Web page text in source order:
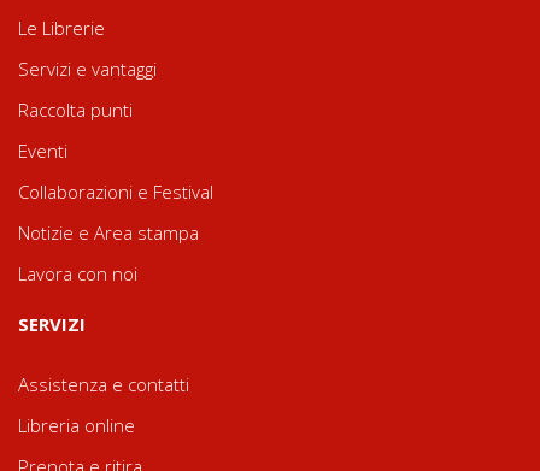
Le Librerie
Servizi e vantaggi
Raccolta punti
Eventi
Collaborazioni e Festival
Notizie e Area stampa
Lavora con noi
SERVIZI
Assistenza e contatti
Libreria online
Prenota e ritira